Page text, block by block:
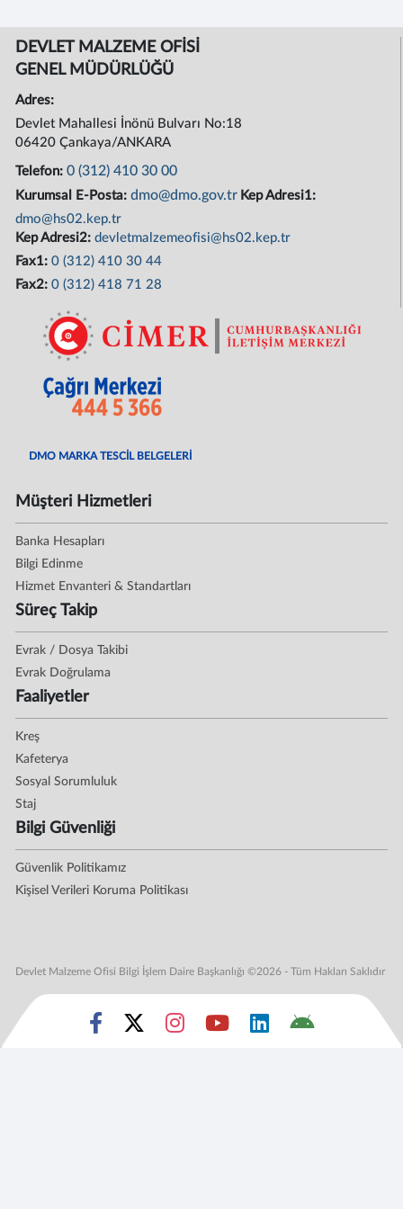
DEVLET MALZEME OFİSİ
GENEL MÜDÜRLÜĞÜ
Adres:
Devlet Mahallesi İnönü Bulvarı No:18
06420 Çankaya/ANKARA
Telefon:0 (312) 410 30 00
Kurumsal E-Posta:dmo@dmo.gov.tr Kep Adresi1:
dmo@hs02.kep.tr
Kep Adresi2:devletmalzemeofisi@hs02.kep.tr
Fax1:0 (312) 410 30 44
Fax2:0 (312) 418 71 28
DMO MARKA TESCİL BELGELERİ
Müşteri Hizmetleri
Banka Hesapları
Bilgi Edinme
Hizmet Envanteri & Standartları
Süreç Takip
Evrak / Dosya Takibi
Evrak Doğrulama
Faaliyetler
Kreş
Kafeterya
Sosyal Sorumluluk
Staj
Bilgi Güvenliği
Güvenlik Politikamız
Kişisel Verileri Koruma Politikası
Devlet Malzeme Ofisi Bilgi İşlem Daire Başkanlığı ©2026 - Tüm Hakları Saklıdır